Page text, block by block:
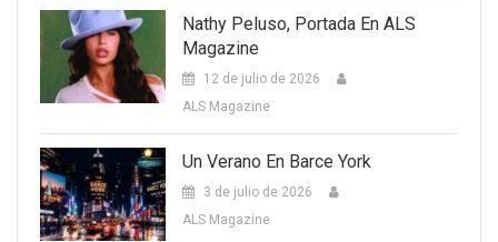
Nathy Peluso, Portada En ALS
Magazine
12 de julio de 2026
ALS Magazine
Un Verano En Barce York
3 de julio de 2026
ALS Magazine